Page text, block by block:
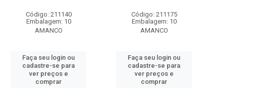
Código: 211140
Embalagem: 10
AMANCO
Faça seu login ou
cadastre-se para
ver preços e
comprar
Código: 211175
Embalagem: 10
AMANCO
Faça seu login ou
cadastre-se para
ver preços e
comprar